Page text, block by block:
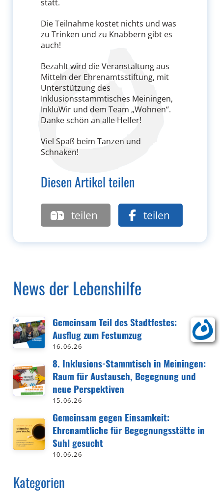
statt.
Die Teilnahme kostet nichts und was
zu Trinken und zu Knabbern gibt es
auch!
Bezahlt wird die Veranstaltung aus
Mitteln der Ehrenamtsstiftung, mit
Unterstützung des
Inklusionsstammtisches Meiningen,
InkluWir und dem Team „Wohnen“.
Danke schön an alle Helfer!
Viel Spaß beim Tanzen und
Schnaken!
Diesen Artikel teilen
teilen teilen
News der Lebenshilfe
Gemeinsam Teil des Stadtfestes:
Ausflug zum Festumzug
16.06.26
8. Inklusions-Stammtisch in Meiningen:
Raum für Austausch, Begegnung und
neue Perspektiven
15.06.26
Gemeinsam gegen Einsamkeit:
Ehrenamtliche für Begegnungsstätte in
Suhl gesucht
10.06.26
Kategorien